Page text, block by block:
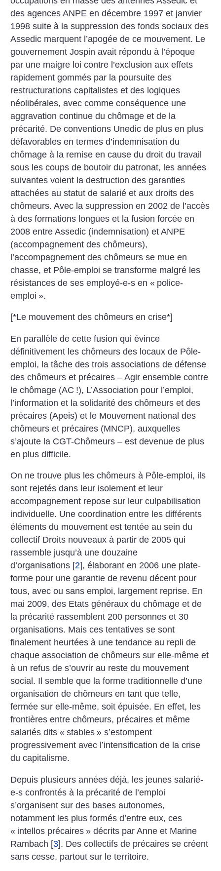
des agences ANPE en décembre 1997 et janvier
1998 suite à la suppression des fonds sociaux des
Assedic marquent l’apogée de ce mouvement. Le
gouvernement Jospin avait répondu à l’époque
par une maigre loi contre l’exclusion aux effets
rapidement gommés par la poursuite des
restructurations capitalistes et des logiques
néolibérales, avec comme conséquence une
aggravation continue du chômage et de la
précarité. De conventions Unedic de plus en plus
défavorables en termes d’indemnisation du
chômage à la remise en cause du droit du travail
sous les coups de boutoir du patronat, les années
suivantes voient la destruction des garanties
attachées au statut de salarié et aux droits des
chômeurs. Avec la suppression en 2002 de l’accès
à des formations longues et la fusion forcée en
2008 entre Assedic (indemnisation) et ANPE
(accompagnement des chômeurs),
l’accompagnement des chômeurs se mue en
chasse, et Pôle-emploi se transforme malgré les
résistances de ses employé-e-s en « police-
emploi ».
[*Le mouvement des chômeurs en crise*]
En parallèle de cette fusion qui évince
définitivement les chômeurs des locaux de Pôle-
emploi, la tâche des trois associations de défense
des chômeurs et précaires – Agir ensemble contre
le chômage (AC !), L’Association pour l’emploi,
l’information et la solidarité des chômeurs et des
précaires (Apeis) et le Mouvement national des
chômeurs et précaires (MNCP), auxquelles
s’ajoute la CGT-Chômeurs – est devenue de plus
en plus difficile.
On ne trouve plus les chômeurs à Pôle-emploi, ils
sont rejetés dans leur isolement et leur
accompagnement repose sur leur culpabilisation
individuelle. Une coordination entre les différents
éléments du mouvement est tentée au sein du
collectif Droits nouveaux à partir de 2005 qui
rassemble jusqu’à une douzaine
d’organisations [2], élaborant en 2006 une plate-
forme pour une garantie de revenu décent pour
tous, avec ou sans emploi, largement reprise. En
mai 2009, des Etats généraux du chômage et de
la précarité rassemblent 200 personnes et 30
organisations. Mais ces tentatives se sont
finalement heurtées à une tendance au repli de
chaque association de chômeurs sur elle-même et
à un refus de s’ouvrir au reste du mouvement
social. Il semble que la forme traditionnelle d’une
organisation de chômeurs en tant que telle,
fermée sur elle-même, soit épuisée. En effet, les
frontières entre chômeurs, précaires et même
salariés dits « stables » s’estompent
progressivement avec l’intensification de la crise
du capitalisme.
Depuis plusieurs années déjà, les jeunes salarié-
e-s confrontés à la précarité de l’emploi
s’organisent sur des bases autonomes,
notamment les plus formés d’entre eux, ces
« intellos précaires » décrits par Anne et Marine
Rambach [3]. Des collectifs de précaires se créent
sans cesse, partout sur le territoire.